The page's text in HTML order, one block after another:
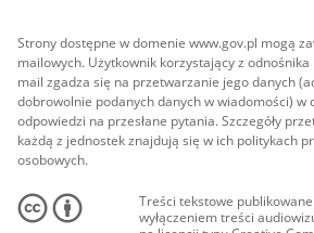
Strony dostępne w domenie www.gov.pl mogą
mailowych. Użytkownik korzystający z
mail zgadza się na przetwarzanie jego danych
dobrowolnie podanych danych w wiadomości) w
odpowiedzi na przesłane pytania. Szczegóły
każdą z jednostek znajdują się w ich politykach
osobowych.
Treści tekstowe
wyłączeniem treści